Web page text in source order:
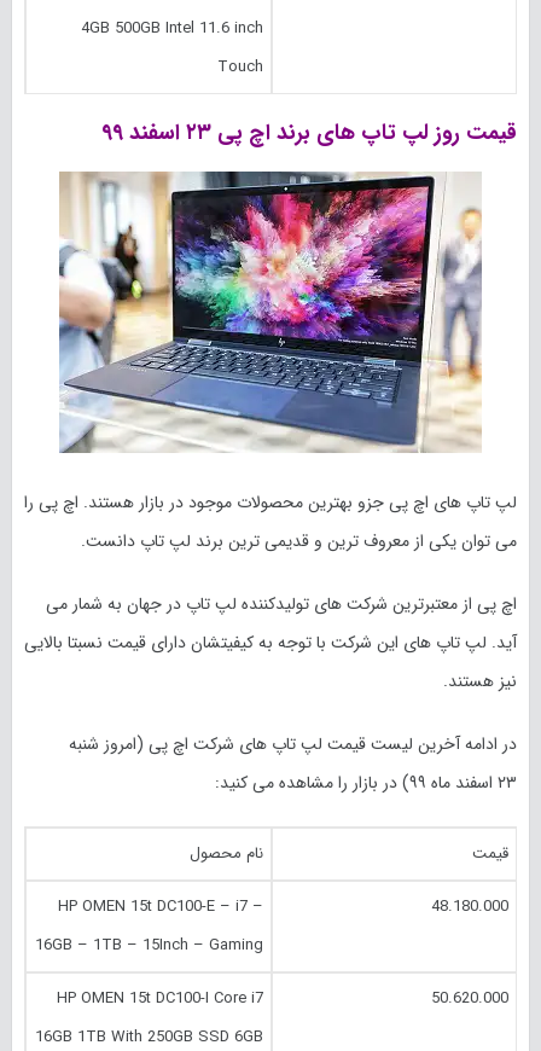
4GB 500GB Intel 11.6 inch
Touch
قیمت روز لپ تاپ های برند اچ پی ۲۳ اسفند ۹۹
لپ تاپ های اچ پی جزو بهترین محصولات موجود در بازار هستند. اچ پی را
می توان یکی از معروف ترین و قدیمی ترین برند لپ تاپ دانست.
اچ پی از معتبرترین شرکت های تولیدکننده لپ تاپ در جهان به شمار می
آید. لپ تاپ های این شرکت با توجه به کیفیتشان دارای قیمت نسبتا بالایی
نیز هستند.
در ادامه آخرین لیست قیمت لپ تاپ های شرکت اچ پی (امروز شنبه
۲۳ اسفند
ماه ۹۹) در بازار را مشاهده می کنید:
قیمت نام محصول
48.180.000
HP OMEN 15t DC100-E – i7 –
16GB – 1TB – 15Inch – Gaming
50.620.000
HP OMEN 15t DC100-I Core i7
16GB 1TB With 250GB SSD 6GB